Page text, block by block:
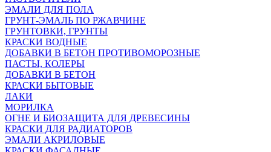
ЭМАЛИ ДЛЯ ПОЛА
ГРУНТ-ЭМАЛЬ ПО РЖАВЧИНЕ
ГРУНТОВКИ, ГРУНТЫ
КРАСКИ ВОДНЫЕ
ДОБАВКИ В БЕТОН ПРОТИВОМОРОЗНЫЕ
ПАСТЫ, КОЛЕРЫ
ДОБАВКИ В БЕТОН
КРАСКИ БЫТОВЫЕ
ЛАКИ
МОРИЛКА
ОГНЕ И БИОЗАЩИТА ДЛЯ ДРЕВЕСИНЫ
КРАСКИ ДЛЯ РАДИАТОРОВ
ЭМАЛИ АКРИЛОВЫЕ